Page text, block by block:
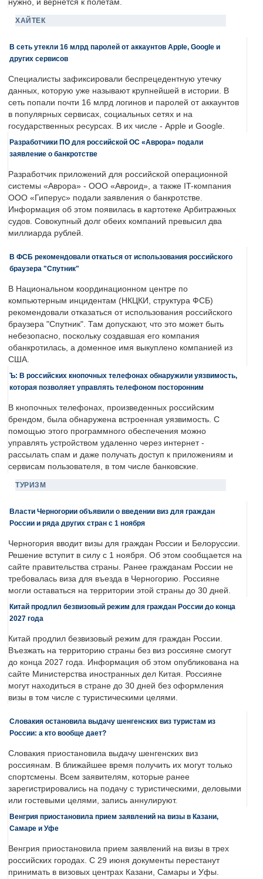
нужно, и вернется к полетам.
ХАЙТЕК
В сеть утекли 16 млрд паролей от аккаунтов Apple, Google и
других сервисов
Специалисты зафиксировали беспрецедентную утечку
данных, которую уже называют крупнейшей в истории. В
сеть попали почти 16 млрд логинов и паролей от аккаунтов
в популярных сервисах, социальных сетях и на
государственных ресурсах. В их числе - Apple и Google.
Разработчики ПО для российской ОС «Аврора» подали
заявление о банкротстве
Разработчик приложений для российской операционной
системы «Аврора» - ООО «Авроид», а также IT-компания
ООО «Гиперус» подали заявления о банкротстве.
Информация об этом появилась в картотеке Арбитражных
судов. Совокупный долг обеих компаний превысил два
миллиарда рублей.
В ФСБ рекомендовали откаться от использования российского
браузера "Спутник"
В Национальном координационном центре по
компьютерным инцидентам (НКЦКИ, структура ФСБ)
рекомендовали отказаться от использования российского
браузера "Спутник". Там допускают, что это может быть
небезопасно, поскольку создавшая его компания
обанкротилась, а доменное имя выкуплено компанией из
США.
Ъ: В российских кнопочных телефонах обнаружили уязвимость,
которая позволяет управлять телефоном посторонним
В кнопочных телефонах, произведенных российским
брендом, была обнаружена встроенная уязвимость. С
помощью этого программного обеспечения можно
управлять устройством удаленно через интернет -
рассылать спам и даже получать доступ к приложениям и
сервисам пользователя, в том числе банковские.
ТУРИЗМ
Власти Черногории объявили о введении виз для граждан
России и ряда других стран с 1 ноября
Черногория вводит визы для граждан России и Белоруссии.
Решение вступит в силу с 1 ноября. Об этом сообщается на
сайте правительства страны. Ранее гражданам России не
требовалась виза для въезда в Черногорию. Россияне
могли оставаться на территории этой страны до 30 дней.
Китай продлил безвизовый режим для граждан России до конца
2027 года
Китай продлил безвизовый режим для граждан России.
Въезжать на территорию страны без виз россияне смогут
до конца 2027 года. Информация об этом опубликована на
сайте Министерства иностранных дел Китая. Россияне
могут находиться в стране до 30 дней без оформления
визы в том числе с туристическими целями.
Словакия остановила выдачу шенгенских виз туристам из
России: а кто вообще дает?
Словакия приостановила выдачу шенгенских виз
россиянам. В ближайшее время получить их могут только
спортсмены. Всем заявителям, которые ранее
зарегистрировались на подачу с туристическими, деловыми
или гостевыми целями, запись аннулируют.
Венгрия приостановила прием заявлений на визы в Казани,
Самаре и Уфе
Венгрия приостановила прием заявлений на визы в трех
российских городах. С 29 июня документы перестанут
принимать в визовых центрах Казани, Самары и Уфы.